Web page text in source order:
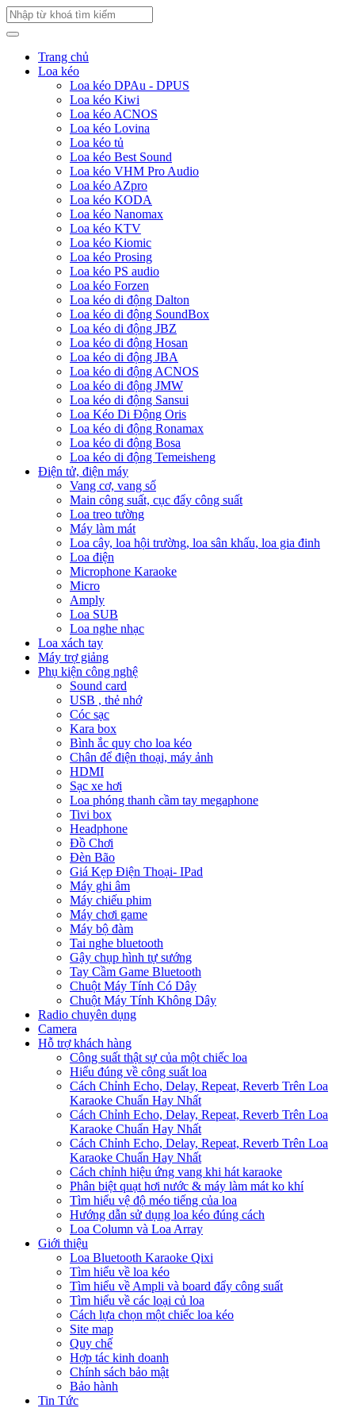
Trang chủ
Loa kéo
Loa kéo DPAu - DPUS
Loa kéo Kiwi
Loa kéo ACNOS
Loa kéo Lovina
Loa kéo tủ
Loa kéo Best Sound
Loa kéo VHM Pro Audio
Loa kéo AZpro
Loa kéo KODA
Loa kéo Nanomax
Loa kéo KTV
Loa kéo Kiomic
Loa kéo Prosing
Loa kéo PS audio
Loa kéo Forzen
Loa kéo di động Dalton
Loa kéo di động SoundBox
Loa kéo di động JBZ
Loa kéo di động Hosan
Loa kéo di động JBA
Loa kéo di động ACNOS
Loa kéo di động JMW
Loa kéo di động Sansui
Loa Kéo Di Động Oris
Loa kéo di động Ronamax
Loa kéo di động Bosa
Loa kéo di động Temeisheng
Điện tử, điện máy
Vang cơ, vang số
Main công suất, cục đẩy công suất
Loa treo tường
Máy làm mát
Loa cây, loa hội trường, loa sân khấu, loa gia đinh
Loa điện
Microphone Karaoke
Micro
Amply
Loa SUB
Loa nghe nhạc
Loa xách tay
Máy trợ giảng
Phụ kiện công nghệ
Sound card
USB , thẻ nhớ
Cóc sạc
Kara box
Bình ắc quy cho loa kéo
Chân để điện thoại, máy ảnh
HDMI
Sạc xe hơi
Loa phóng thanh cầm tay megaphone
Tivi box
Headphone
Đồ Chơi
Đèn Bão
Giá Kẹp Điện Thoại- IPad
Máy ghi âm
Máy chiếu phim
Máy chơi game
Máy bộ đàm
Tai nghe bluetooth
Gậy chụp hình tự sướng
Tay Cầm Game Bluetooth
Chuột Máy Tính Có Dây
Chuột Máy Tính Không Dây
Radio chuyên dụng
Camera
Hỗ trợ khách hàng
Công suất thật sự của một chiếc loa
Hiểu đúng về công suất loa
Cách Chỉnh Echo, Delay, Repeat, Reverb Trên Loa
Karaoke Chuẩn Hay Nhất
Cách Chỉnh Echo, Delay, Repeat, Reverb Trên Loa
Karaoke Chuẩn Hay Nhất
Cách Chỉnh Echo, Delay, Repeat, Reverb Trên Loa
Karaoke Chuẩn Hay Nhất
Cách chỉnh hiệu ứng vang khi hát karaoke
Phân biệt quạt hơi nước & máy làm mát ko khí
Tìm hiểu vệ độ méo tiếng của loa
Hướng dẫn sử dụng loa kéo đúng cách
Loa Column và Loa Array
Giới thiệu
Loa Bluetooth Karaoke Qixi
Tìm hiểu về loa kéo
Tìm hiểu về Ampli và board đẩy công suất
Tìm hiểu về các loại củ loa
Cách lựa chọn một chiếc loa kéo
Site map
Quy chế
Hợp tác kinh doanh
Chính sách bảo mật
Bảo hành
Tin Tức